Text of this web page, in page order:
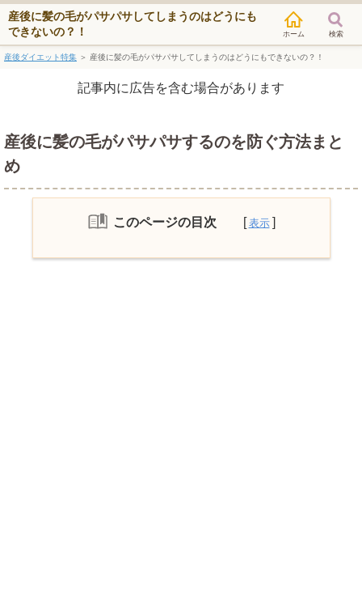
産後に髪の毛がパサパサしてしまうのはどうにも
できないの？！
検索
産後ダイエット特集 ＞ 産後に髪の毛がパサパサしてしまうのはどうにもできないの？！
記事内に広告を含む場合があります
産後に髪の毛がパサパサするのを防ぐ方法まと
め
このページの目次
産後の髪の毛はなぜパサパサしてしまう